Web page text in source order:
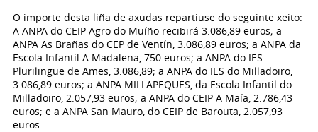
O importe desta liña de axudas repartiuse do seguinte xeito:
A ANPA do CEIP Agro do Muíño recibirá 3.086,89 euros; a
ANPA As Brañas do CEP de Ventín, 3.086,89 euros; a ANPA da
Escola Infantil A Madalena, 750 euros; a ANPA do IES
Plurilingüe de Ames, 3.086,89; a ANPA do IES do Milladoiro,
3.086,89 euros; a ANPA MILLAPEQUES, da Escola Infantil do
Milladoiro, 2.057,93 euros; a ANPA do CEIP A Maía, 2.786,43
euros; e a ANPA San Mauro, do CEIP de Barouta, 2.057,93
euros.